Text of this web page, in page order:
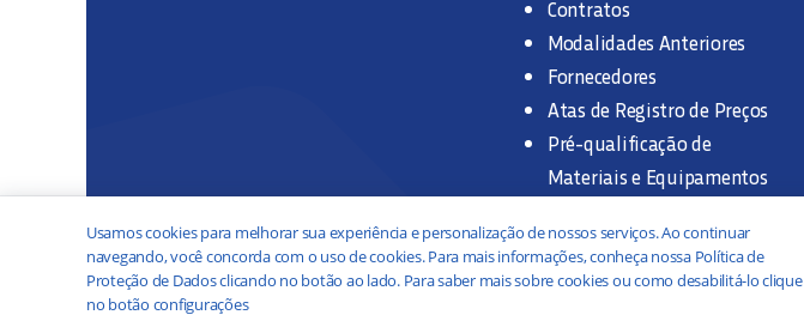
Contratos
Modalidades Anteriores
Fornecedores
Atas de Registro de Preços
Pré-qualificação de
Materiais e Equipamentos
Documentação Interna
Usamos cookies para melhorar sua experiência e personalização de nossos serviços. Ao continuar
navegando, você concorda com o uso de cookies. Para mais informações, conheça nossa Política de
Proteção de Dados clicando no botão ao lado. Para saber mais sobre cookies ou como desabilitá-lo clique
no botão configurações